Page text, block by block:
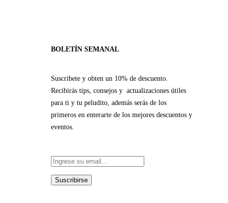
BOLETÍN SEMANAL
Suscribete y obten un 10% de descuento.
Recibirás tips, consejos y actualizaciones útiles
para ti y tu peludito, además serás de los
primeros en enterarte de los mejores descuentos y
eventos.
Suscribirse